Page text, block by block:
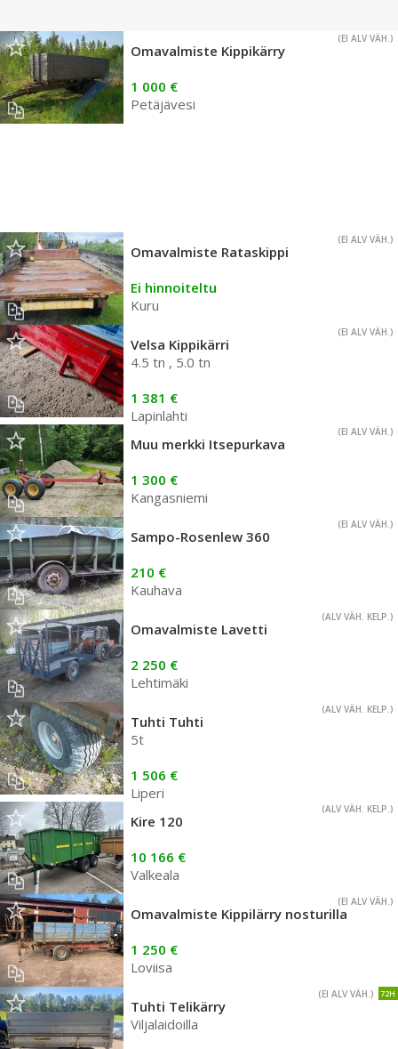
(EI ALV VÄH.)
Omavalmiste Kippikärry
1 000 €
Petäjävesi
(EI ALV VÄH.)
Omavalmiste Rataskippi
Ei hinnoiteltu
Kuru
(EI ALV VÄH.)
Velsa Kippikärri
4.5 tn , 5.0 tn
1 381 €
Lapinlahti
(EI ALV VÄH.)
Muu merkki Itsepurkava
1 300 €
Kangasniemi
(EI ALV VÄH.)
Sampo-Rosenlew 360
210 €
Kauhava
(ALV VÄH. KELP.)
Omavalmiste Lavetti
2 250 €
Lehtimäki
(ALV VÄH. KELP.)
Tuhti Tuhti
5t
1 506 €
Liperi
(ALV VÄH. KELP.)
Kire 120
10 166 €
Valkeala
(EI ALV VÄH.)
Omavalmiste Kippilärry nosturilla
1 250 €
Loviisa
72H
(EI ALV VÄH.)
Tuhti Telikärry
Viljalaidoilla